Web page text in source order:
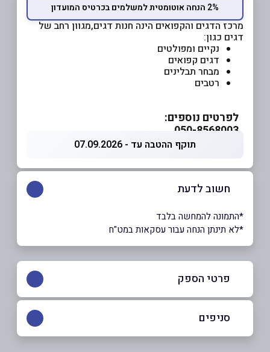
2% הנחה אוטומטית למשלמים בכרטיס המועדון
מרכז הדגים והקפואים הינה חנות דגים,מגוון רחב של
דגים כגון:
נקיים ומפולטים
דגים קפואים
מבחר תבלינים
רטבים
לפרטים נוספים:
תוקף ההטבה עד - 07.09.2026
חשוב לדעת
*התמונה להמחשה בלבד
*לא תינתן הנחה עבור עסקאות במט"ח
פרטי הספק
סניפים